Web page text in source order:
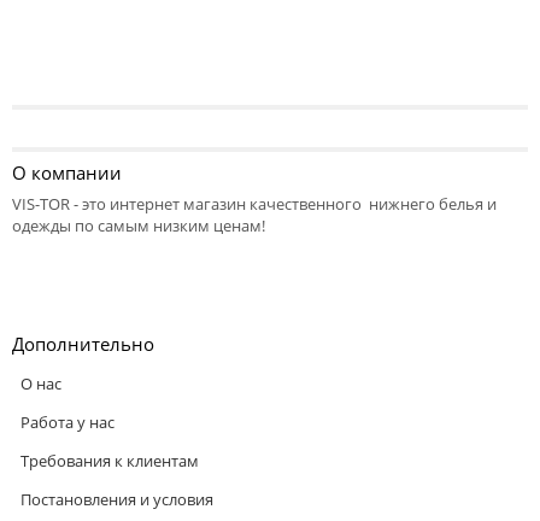
О компании
VIS-TOR - это интернет магазин качественного нижнего белья и
одежды по самым низким ценам!
Дополнительно
О нас
Работа у нас
Требования к клиентам
Постановления и условия